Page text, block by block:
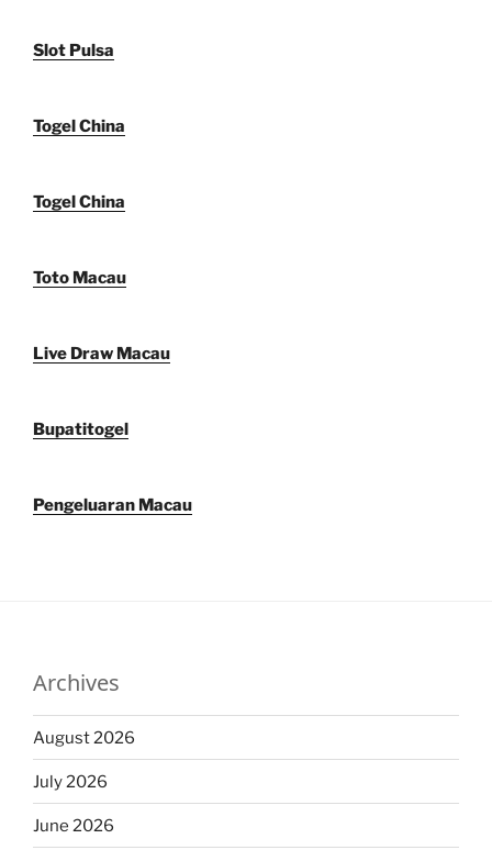
Slot Pulsa
Togel China
Togel China
Toto Macau
Live Draw Macau
Bupatitogel
Pengeluaran Macau
Archives
August 2026
July 2026
June 2026